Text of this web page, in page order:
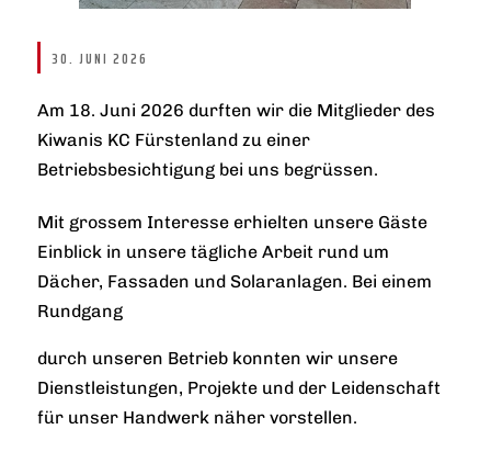
30. JUNI 2026
Am 18. Juni 2026 durften wir die Mitglieder des
Kiwanis KC Fürstenland zu einer
Betriebsbesichtigung bei uns begrüssen.
Mit grossem Interesse erhielten unsere Gäste
Einblick in unsere tägliche Arbeit rund um
Dächer, Fassaden und Solaranlagen. Bei einem
Rundgang
durch unseren Betrieb konnten wir unsere
Dienstleistungen, Projekte und der Leidenschaft
für unser Handwerk näher vorstellen.